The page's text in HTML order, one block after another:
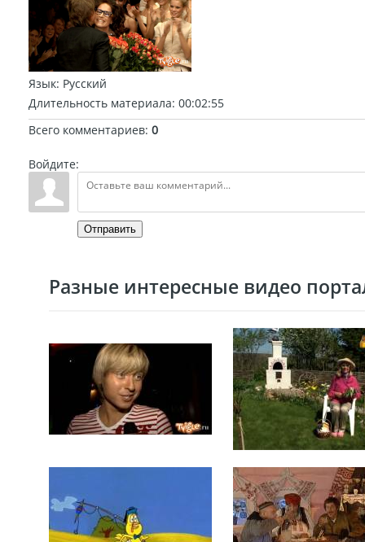
Язык: Русский
Длительность материала: 00:02:55
Всего комментариев: 0
Войдите:
Отправить
Разные интересные видео